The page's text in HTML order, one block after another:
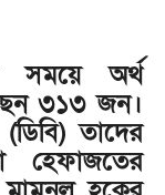
সময়ে অর্থ
৩১৩ জন।
তাদের
হেফাজতের